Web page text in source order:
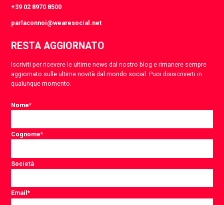
+39 02 8970 8500
parlaconnoi@wearesocial.net
RESTA AGGIORNATO
Iscriviti per ricevere le ultime news dal nostro blog e rimanere sempre
aggiornato sulle ultime novità dal mondo social. Puoi disiscriverti in
qualunque momento.
Nome*
Cognome*
Società
Email*